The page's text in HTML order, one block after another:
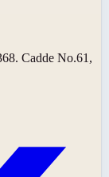
Cadde No.61,